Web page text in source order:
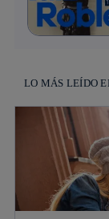
LO MÁS LEÍDO